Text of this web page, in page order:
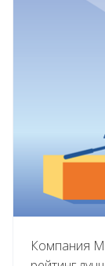
Компания